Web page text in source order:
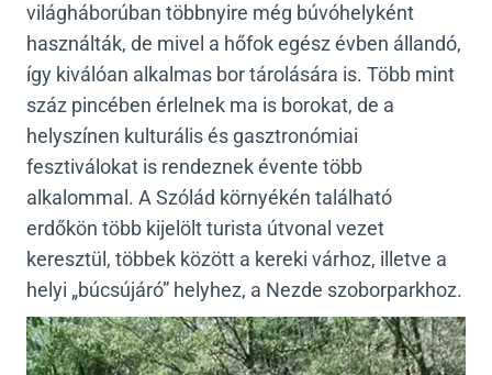
világháborúban többnyire még búvóhelyként
használták, de mivel a hőfok egész évben állandó,
így kiválóan alkalmas bor tárolására is. Több mint
száz pincében érlelnek ma is borokat, de a
helyszínen kulturális és gasztronómiai
fesztiválokat is rendeznek évente több
alkalommal. A Szólád környékén található
erdőkön több kijelölt turista útvonal vezet
keresztül, többek között a kereki várhoz, illetve a
helyi „búcsújáró” helyhez, a Nezde szoborparkhoz.